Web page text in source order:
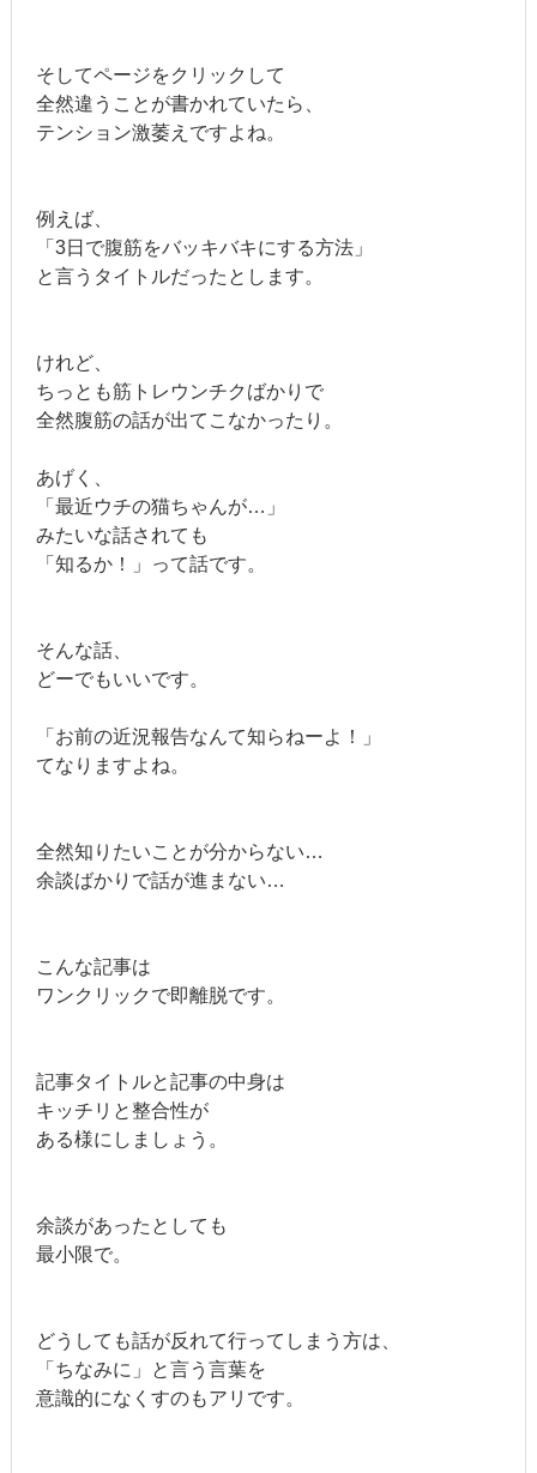
そしてページをクリックして
全然違うことが書かれていたら、
テンション激萎えですよね。
例えば、
「3日で腹筋をバッキバキにする方法」
と言うタイトルだったとします。
けれど、
ちっとも筋トレウンチクばかりで
全然腹筋の話が出てこなかったり。
あげく、
「最近ウチの猫ちゃんが…」
みたいな話されても
「知るか！」って話です。
そんな話、
どーでもいいです。
「お前の近況報告なんて知らねーよ！」
てなりますよね。
全然知りたいことが分からない…
余談ばかりで話が進まない…
こんな記事は
ワンクリックで即離脱です。
記事タイトルと記事の中身は
キッチリと整合性が
ある様にしましょう。
余談があったとしても
最小限で。
どうしても話が反れて行ってしまう方は、
「ちなみに」と言う言葉を
意識的になくすのもアリです。